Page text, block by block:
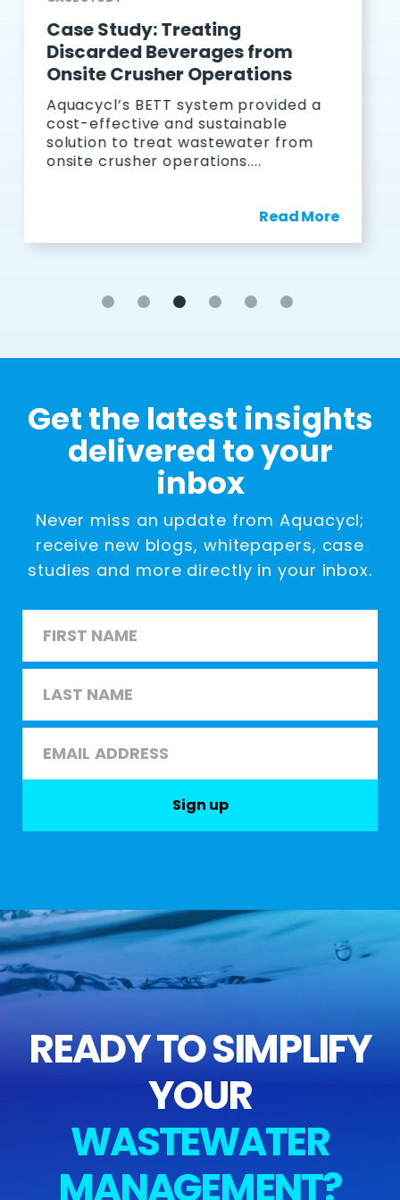
Case Study: Behandeling van
suikerhoudend afvalwater met
BETT®
Een zoetwarenbedrijf ondervond
uitdagingen met een specifieke
afvalstroom uit procesafvalwater
met een extreem hoog
Read More
Get the latest insights
delivered to your
inbox
Never miss an update from Aquacycl;
receive new blogs, whitepapers, case
studies and more directly in your inbox.
Sign up
READY TO SIMPLIFY
YOUR
WASTEWATER
MANAGEMENT?